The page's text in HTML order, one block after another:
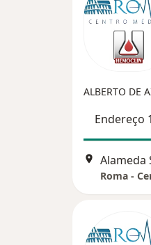
ALBERTO DE
Endereço 1
Alameda
Roma -